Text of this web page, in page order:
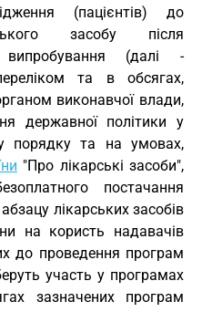
(пацієнтів) до
засобу після
випробування (далі -
та в обсягах,
виконавчої влади,
державної політики у
порядку та на умовах,
"Про лікарські засоби",
постачання
лікарських засобів
на користь надавачів
до проведення програм
участь у програмах
зазначених програм